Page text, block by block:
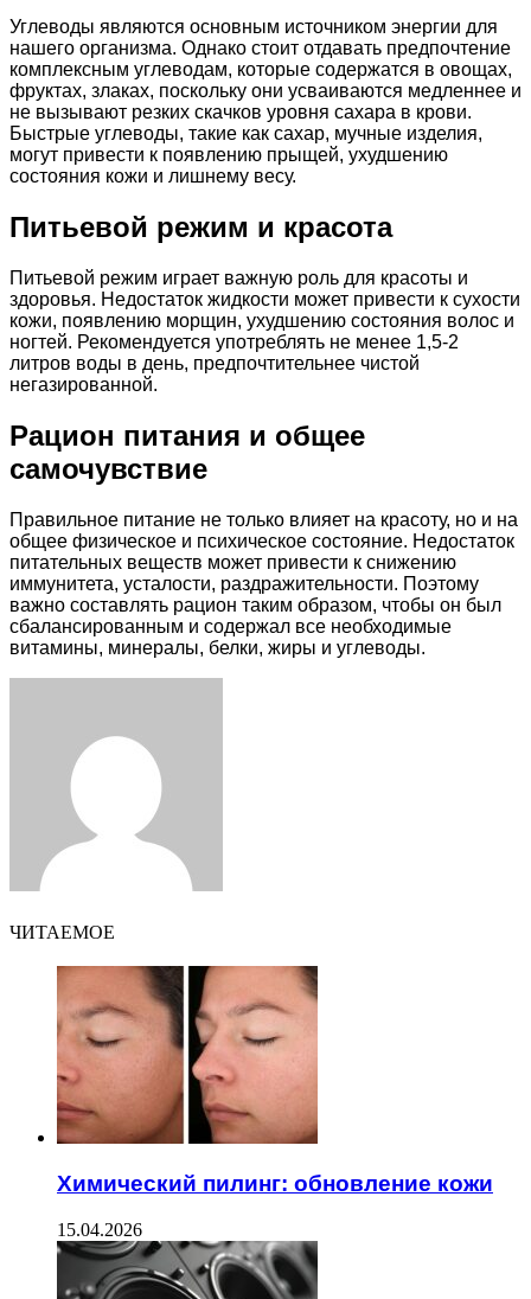
Углеводы являются основным источником энергии для
нашего организма. Однако стоит отдавать предпочтение
комплексным углеводам, которые содержатся в овощах,
фруктах, злаках, поскольку они усваиваются медленнее и
не вызывают резких скачков уровня сахара в крови.
Быстрые углеводы, такие как сахар, мучные изделия,
могут привести к появлению прыщей, ухудшению
состояния кожи и лишнему весу.
Питьевой режим и красота
Питьевой режим играет важную роль для красоты и
здоровья. Недостаток жидкости может привести к сухости
кожи, появлению морщин, ухудшению состояния волос и
ногтей. Рекомендуется употреблять не менее 1,5-2
литров воды в день, предпочтительнее чистой
негазированной.
Рацион питания и общее
самочувствие
Правильное питание не только влияет на красоту, но и на
общее физическое и психическое состояние. Недостаток
питательных веществ может привести к снижению
иммунитета, усталости, раздражительности. Поэтому
важно составлять рацион таким образом, чтобы он был
сбалансированным и содержал все необходимые
витамины, минералы, белки, жиры и углеводы.
ЧИТАЕМОЕ
Химический пилинг: обновление кожи
15.04.2026